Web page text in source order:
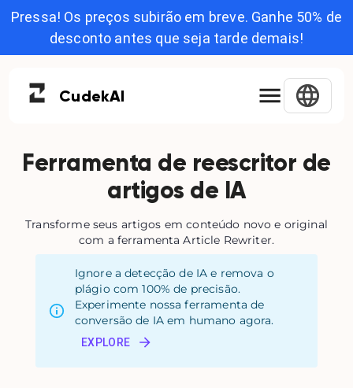
Pressa! Os preços subirão em breve. Ganhe 50% de
desconto antes que seja tarde demais!
CudekAI
Ferramenta de reescritor de
artigos de IA
Transforme seus artigos em conteúdo novo e original
com a ferramenta Article Rewriter.
Ignore a detecção de IA e remova o
plágio com 100% de precisão.
Experimente nossa ferramenta de
conversão de IA em humano agora.
EXPLORE